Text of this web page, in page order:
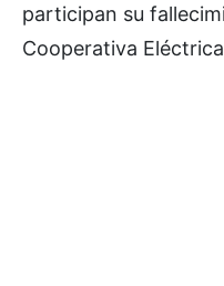
participan su
Cooperativa